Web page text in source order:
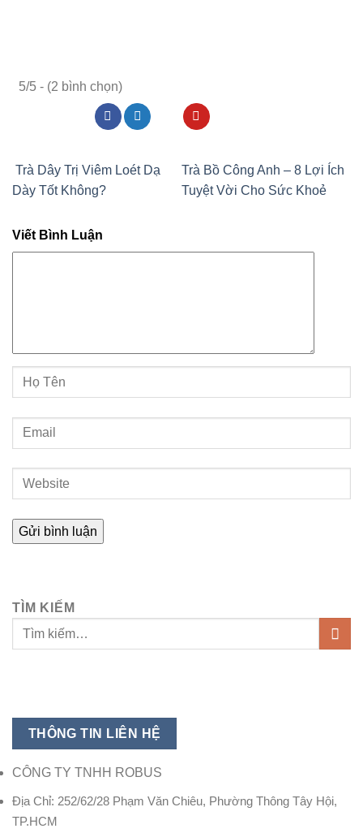
5/5 - (2 bình chọn)
Trà Dây Trị Viêm Loét Dạ
Dày Tốt Không?
Trà Bồ Công Anh – 8 Lợi Ích
Tuyệt Vời Cho Sức Khoẻ
Viết Bình Luận
TÌM KIẾM
THÔNG TIN LIÊN HỆ
CÔNG TY TNHH ROBUS
Địa Chỉ: 252/62/28 Phạm Văn Chiêu, Phường Thông Tây Hội,
TP.HCM